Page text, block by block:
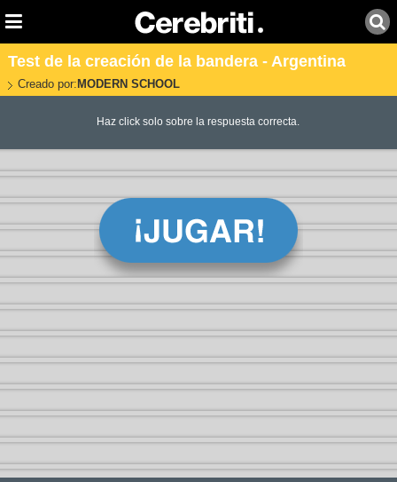
Test de la creación de la bandera - Argentina
Creado por: MODERN SCHOOL
Haz click solo sobre la respuesta correcta.